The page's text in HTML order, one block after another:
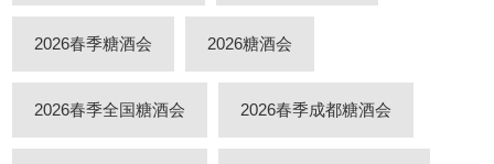
2026春季糖酒会 2026糖酒会
2026春季全国糖酒会 2026春季成都糖酒会